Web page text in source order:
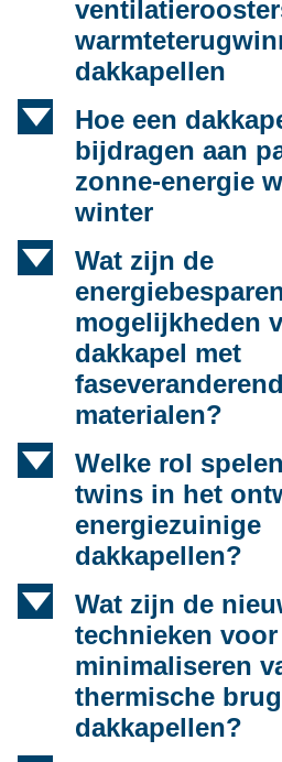
dakkapellen
d
Hoe een
bijdragen aan
zonne-energie
winter
d
Wat zijn de
mogelijkheden
dakkapel met
materialen?
d
Welke rol
twins in het
energiezuinige
dakkapellen?
d
Wat zijn de
technieken
minimaliseren
thermische
dakkapellen?